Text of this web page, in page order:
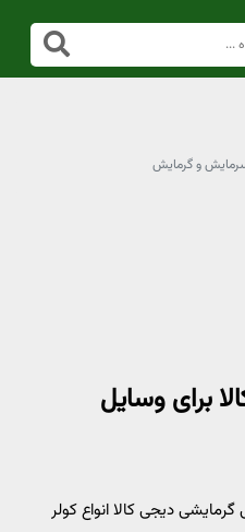
برای وسایل
دیجی کالا انواع کولر